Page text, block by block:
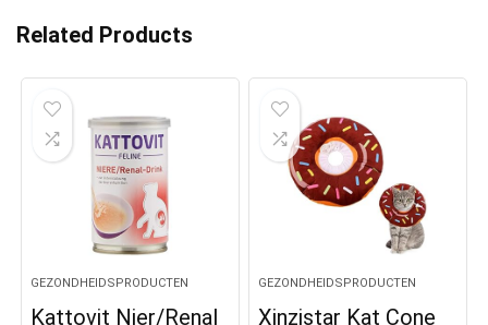
Related Products
GEZONDHEIDSPRODUCTEN
Kattovit Nier/Renal
GEZONDHEIDSPRODUCTEN
Xinzistar Kat Cone